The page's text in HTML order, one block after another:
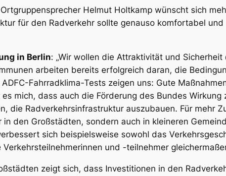
Helmut Holtkamp wünscht sich
für den Radverkehr sollte genauso komfortabel und
in Berlin: „Wir wollen die Attraktivität und Sicherheit
arbeiten bereits erfolgreich daran, die
Fahrradklima-Tests zeigen uns: Gute
mich, dass auch die Förderung des Bundes Wirkung
die Radverkehrsinfrastruktur auszubauen. Für mehr
den Großstädten, sondern auch in kleineren
sich beispielsweise sowohl das
und -teilnehmer
zeigt sich, dass Investitionen in den